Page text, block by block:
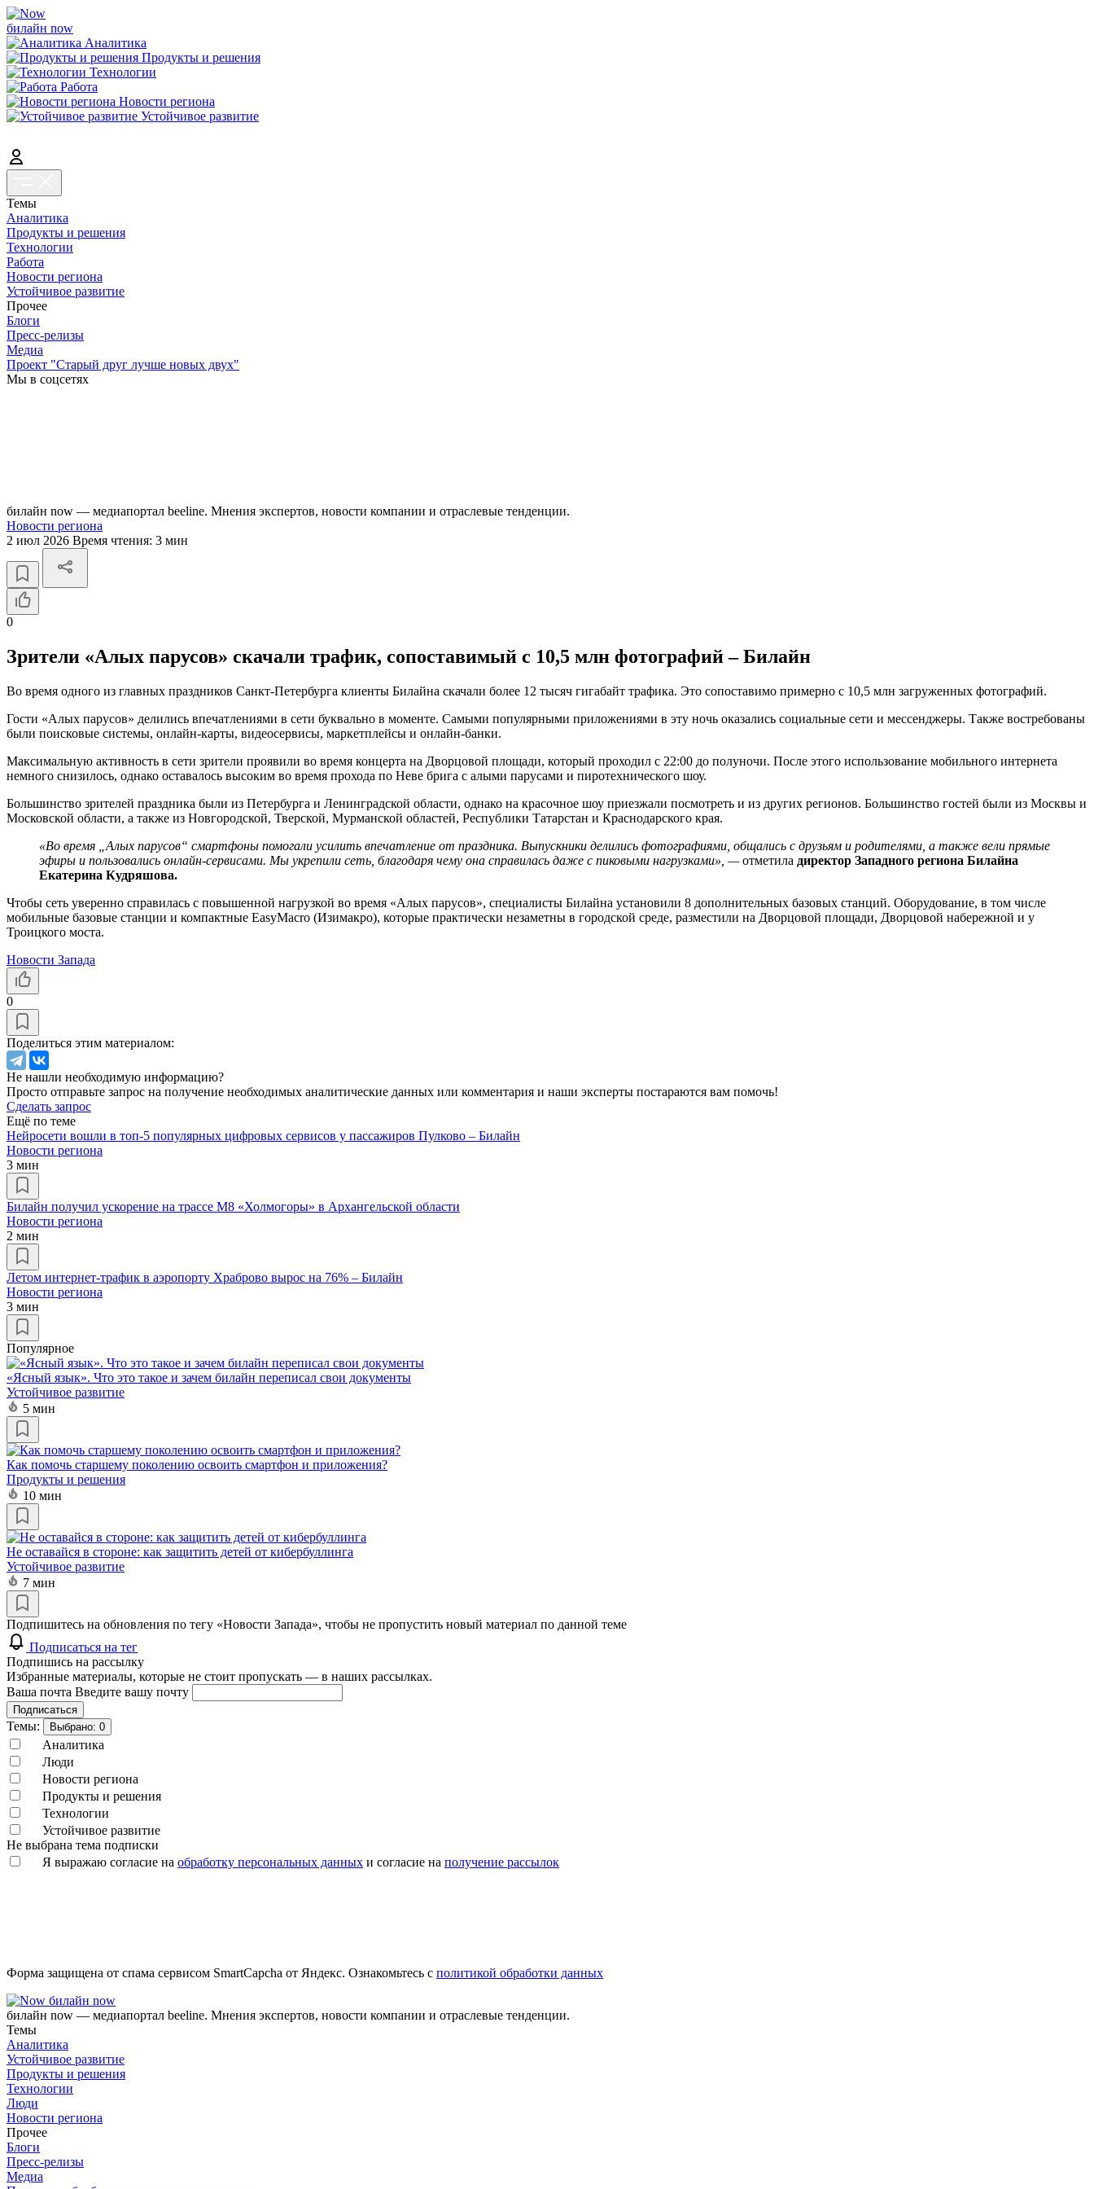
билайн now
Аналитика
Продукты и решения
Технологии
Работа
Новости региона
Устойчивое развитие
Темы
Аналитика
Продукты и решения
Технологии
Работа
Новости региона
Устойчивое развитие
Прочее
Блоги
Пресс-релизы
Медиа
Проект "Старый друг лучше новых двух"
Мы в соцсетях
билайн now — медиапортал beeline. Мнения экспертов, новости компании и отраслевые тенденции.
Новости региона
2 июл 2026 Время чтения: 3 мин
0
Зрители «Алых парусов» скачали трафик, сопоставимый с 10,5 млн фотографий – Билайн
Во время одного из главных праздников Санкт-Петербурга клиенты Билайна скачали более 12 тысяч гигабайт трафика. Это сопоставимо примерно с 10,5 млн загруженных фотографий.
Гости «Алых парусов» делились впечатлениями в сети буквально в моменте. Самыми популярными приложениями в эту ночь оказались социальные сети и мессенджеры. Также востребованы
были поисковые системы, онлайн-карты, видеосервисы, маркетплейсы и онлайн-банки.
Максимальную активность в сети зрители проявили во время концерта на Дворцовой площади, который проходил с 22:00 до полуночи. После этого использование мобильного интернета
немного снизилось, однако оставалось высоким во время прохода по Неве брига с алыми парусами и пиротехнического шоу.
Большинство зрителей праздника были из Петербурга и Ленинградской области, однако на красочное шоу приезжали посмотреть и из других регионов. Большинство гостей были из Москвы и
Московской области, а также из Новгородской, Тверской, Мурманской областей, Республики Татарстан и Краснодарского края.
«Во время „Алых парусов“ смартфоны помогали усилить впечатление от праздника. Выпускники делились фотографиями, общались с друзьям и родителями, а также вели прямые
эфиры и пользовались онлайн-сервисами. Мы укрепили сеть, благодаря чему она справилась даже с пиковыми нагрузками», —отметила директор Западного региона Билайна
Екатерина Кудряшова.
Чтобы сеть уверенно справилась с повышенной нагрузкой во время «Алых парусов», специалисты Билайна установили 8 дополнительных базовых станций. Оборудование, в том числе
мобильные базовые станции и компактные EasyMacro (Изимакро), которые практически незаметны в городской среде, разместили на Дворцовой площади, Дворцовой набережной и у
Троицкого моста.
Новости Запада
0
Поделиться этим материалом:
Не нашли необходимую информацию?
Просто отправьте запрос на получение необходимых аналитические данных или комментария и наши эксперты постараются вам помочь!
Сделать запрос
Ещё по теме
Нейросети вошли в топ-5 популярных цифровых сервисов у пассажиров Пулково – Билайн
Новости региона
3 мин
Билайн получил ускорение на трассе М8 «Холмогоры» в Архангельской области
Новости региона
2 мин
Летом интернет-трафик в аэропорту Храброво вырос на 76% – Билайн
Новости региона
3 мин
Популярное
«Ясный язык». Что это такое и зачем билайн переписал свои документы
Устойчивое развитие
5 мин
Как помочь старшему поколению освоить смартфон и приложения?
Продукты и решения
10 мин
Не оставайся в стороне: как защитить детей от кибербуллинга
Устойчивое развитие
7 мин
Подпишитесь на обновления по тегу «Новости Запада», чтобы не пропустить новый материал по данной теме
Подписаться на тег
Подпишись на рассылку
Избранные материалы, которые не стоит пропускать — в наших рассылках.
Ваша почта Введите вашу почту
Подписаться
Темы: Выбрано: 0
Аналитика
Люди
Новости региона
Продукты и решения
Технологии
Устойчивое развитие
Не выбрана тема подписки
Я выражаю согласие на обработку персональных данных и согласие на получение рассылок
Форма защищена от спама сервисом SmartCapcha от Яндекс. Ознакомьтесь с политикой обработки данных
билайн now
билайн now — медиапортал beeline. Мнения экспертов, новости компании и отраслевые тенденции.
Темы
Аналитика
Устойчивое развитие
Продукты и решения
Технологии
Люди
Новости региона
Прочее
Блоги
Пресс-релизы
Медиа